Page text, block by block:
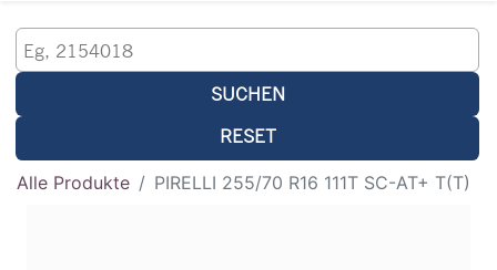
SUCHEN
RESET
Alle Produkte PIRELLI 255/70 R16 111T SC-AT+ T(T)